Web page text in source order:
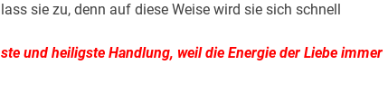
sie zu, denn auf diese Weise wird sie sich schnell
und heiligste Handlung, weil die Energie der Liebe immer